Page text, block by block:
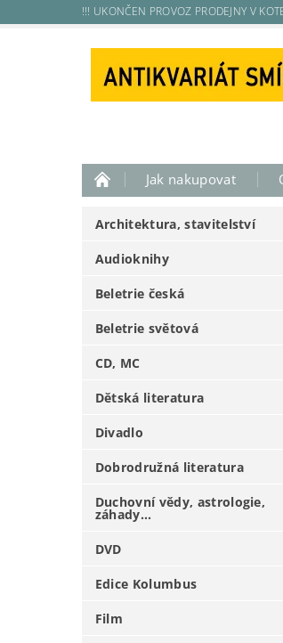
!!! UKONČEN PROVOZ PRODEJNY V
Jak nakupovat
Architektura, stavitelství
Audioknihy
Beletrie česká
Beletrie světová
CD, MC
Dětská literatura
Divadlo
Dobrodružná literatura
Duchovní vědy, astrologie,
záhady...
DVD
Edice Kolumbus
Film